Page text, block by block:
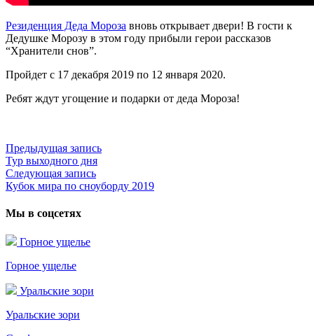
Резиденция Деда Мороза вновь открывает двери! В гости к
Дедушке Морозу в этом году прибыли герои рассказов
“Хранители снов”.
Пройдет с 17 декабря 2019 по 12 января 2020.
Ребят ждут угощение и подарки от деда Мороза!
Навигация
по
Предыдущая запись
Тур выходного дня
Следующая запись
запись:
Кубок мира по сноуборду 2019
Мы в соцсетях
Горное ущелье
Горное ущелье
Уральские зори
Уральские зори